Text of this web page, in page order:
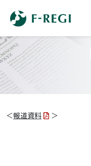
＜報道資料 ＞